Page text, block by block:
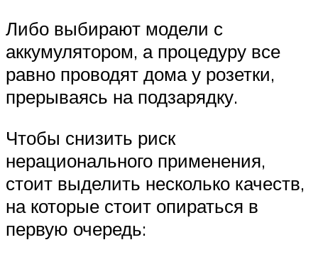
Либо выбирают модели с
аккумулятором, а процедуру все
равно проводят дома у розетки,
прерываясь на подзарядку.
Чтобы снизить риск
нерационального применения,
стоит выделить несколько качеств,
на которые стоит опираться в
первую очередь: